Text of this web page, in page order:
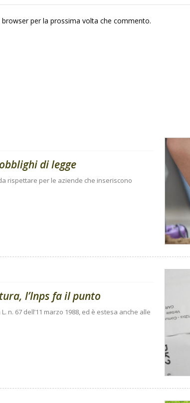
per la prossima volta che commento.
di legge
rispettare per le aziende che inseriscono
l’Inps fa il punto
n. 67 dell’11 marzo 1988, ed è estesa anche alle